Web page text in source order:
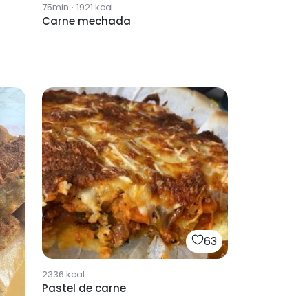
75min · 1921 kcal
Carne mechada
63
2336 kcal
Pastel de carne